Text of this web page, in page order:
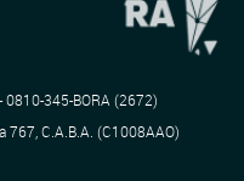
0810-345-BORA (2672)
767, C.A.B.A. (C1008AAO)